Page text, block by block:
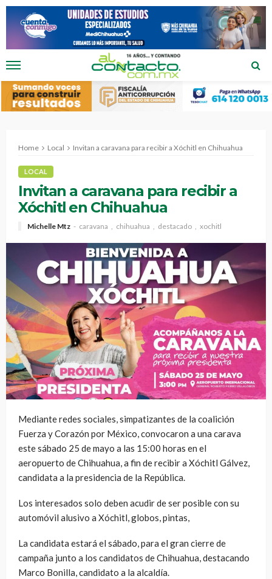
Home Local Invitan a caravana para recibir a Xóchitl en Chihuahua
LOCAL
Invitan a caravana para recibir a
Xóchitl en Chihuahua
Michelle Mtz caravana chihuahua destacado xochitl
Mediante redes sociales, simpatizantes de la coalición
Fuerza y Corazón por México, convocaron a una carava
este sábado 25 de mayo a las 15:00 horas en el
aeropuerto de Chihuahua, a fin de recibir a Xóchitl Gálvez,
candidata a la presidencia de la República.
Los interesados solo deben acudir de ser posible con su
automóvil alusivo a Xóchitl, globos, pintas,
La candidata estará el sábado, para el gran cierre de
campaña junto a los candidatos de Chihuahua, destacando
Marco Bonilla, candidato a la alcaldía.